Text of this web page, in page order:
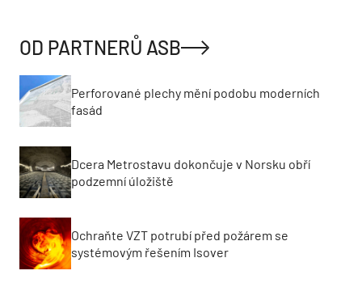
OD PARTNERŮ ASB
Perforované plechy mění podobu moderních
fasád
Dcera Metrostavu dokončuje v Norsku obří
podzemní úložiště
Ochraňte VZT potrubí před požárem se
systémovým řešením Isover